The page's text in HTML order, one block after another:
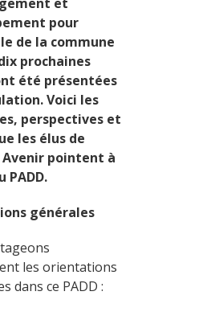
pour
de la commune
prochaines
été présentées
Voici les
perspectives et
les élus de
pointent à
PADD.
générales
les orientations
dans ce PADD :